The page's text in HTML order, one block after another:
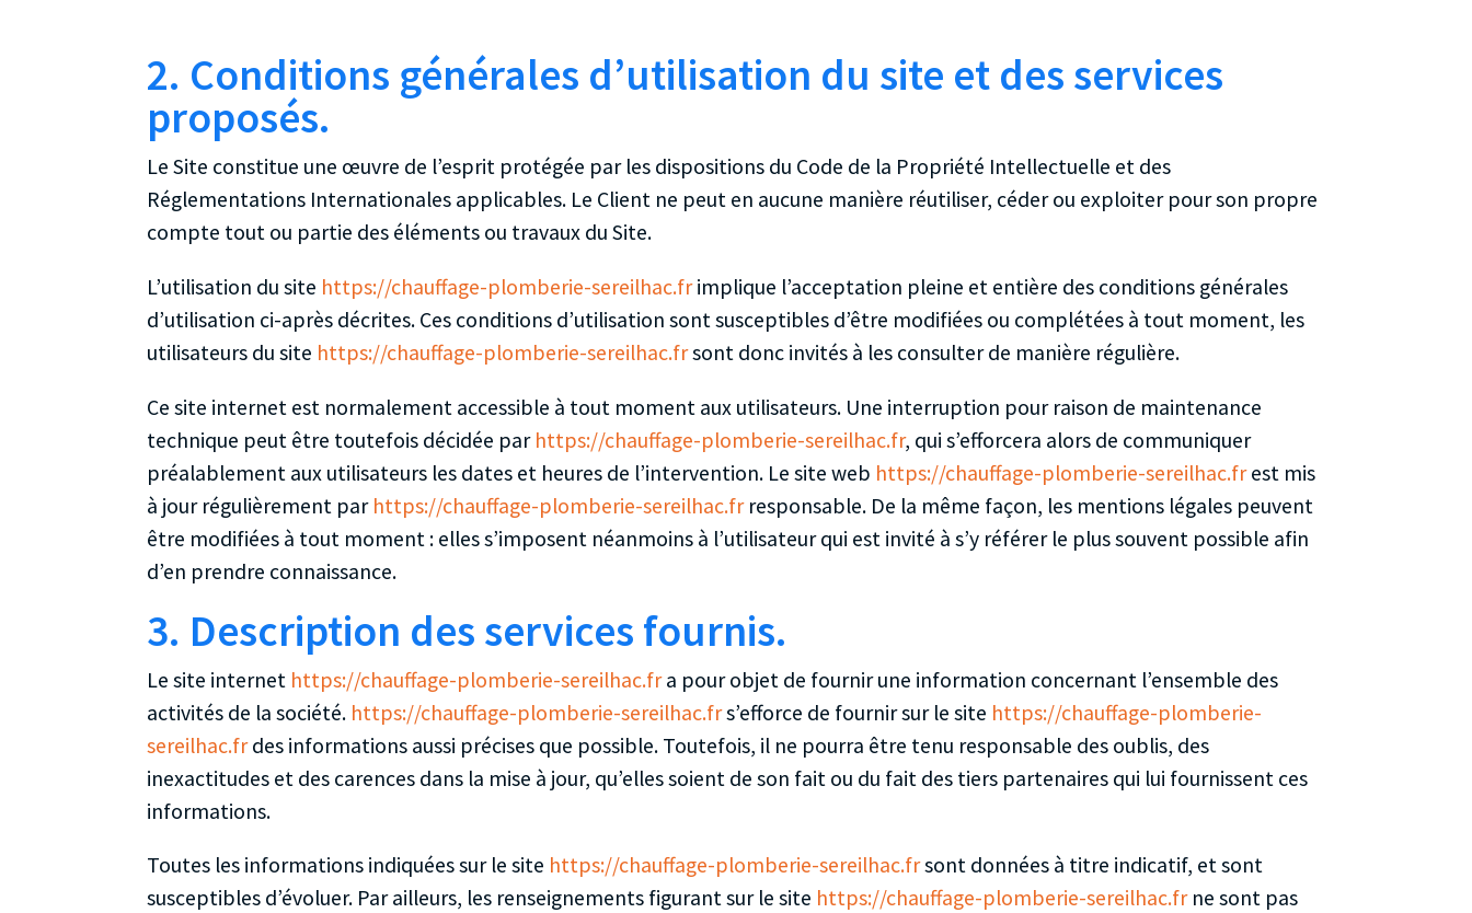
2. Conditions générales d’utilisation du site et des services
proposés.
Le Site constitue une œuvre de l’esprit protégée par les dispositions du Code de la Propriété Intellectuelle et des
Réglementations Internationales applicables. Le Client ne peut en aucune manière réutiliser, céder ou exploiter pour son propre
compte tout ou partie des éléments ou travaux du Site.
L’utilisation du site https://chauffage-plomberie-sereilhac.frimplique l’acceptation pleine et entière des conditions générales
d’utilisation ci-après décrites. Ces conditions d’utilisation sont susceptibles d’être modifiées ou complétées à tout moment, les
utilisateurs du site https://chauffage-plomberie-sereilhac.frsont donc invités à les consulter de manière régulière.
Ce site internet est normalement accessible à tout moment aux utilisateurs. Une interruption pour raison de maintenance
technique peut être toutefois décidée par https://chauffage-plomberie-sereilhac.fr, qui s’efforcera alors de communiquer
préalablement aux utilisateurs les dates et heures de l’intervention. Le site web https://chauffage-plomberie-sereilhac.frest mis
à jour régulièrement par https://chauffage-plomberie-sereilhac.frresponsable. De la même façon, les mentions légales peuvent
être modifiées à tout moment : elles s’imposent néanmoins à l’utilisateur qui est invité à s’y référer le plus souvent possible afin
d’en prendre connaissance.
3. Description des services fournis.
Le site internet https://chauffage-plomberie-sereilhac.fra pour objet de fournir une information concernant l’ensemble des
activités de la société. https://chauffage-plomberie-sereilhac.frs’efforce de fournir sur le site https://chauffage-plomberie-
sereilhac.frdes informations aussi précises que possible. Toutefois, il ne pourra être tenu responsable des oublis, des
inexactitudes et des carences dans la mise à jour, qu’elles soient de son fait ou du fait des tiers partenaires qui lui fournissent ces
informations.
Toutes les informations indiquées sur le site https://chauffage-plomberie-sereilhac.frsont données à titre indicatif, et sont
susceptibles d’évoluer. Par ailleurs, les renseignements figurant sur le site https://chauffage-plomberie-sereilhac.frne sont pas